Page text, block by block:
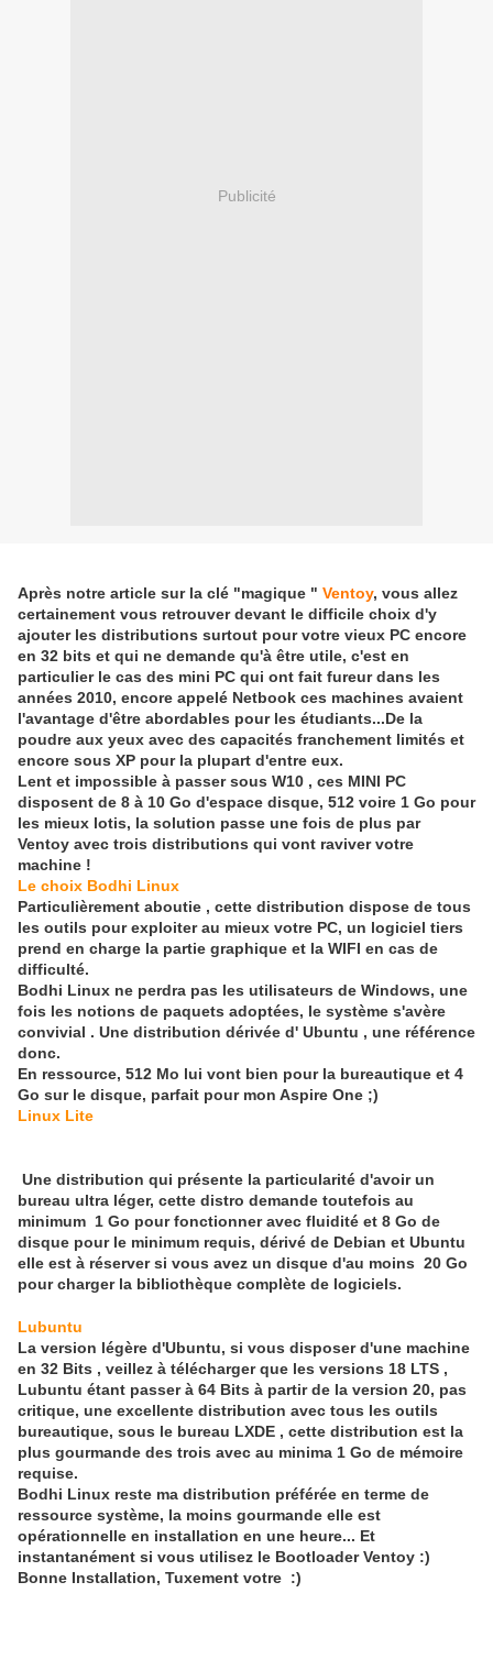
Publicité
Après notre article sur la clé "magique " Ventoy, vous allez
certainement vous retrouver devant le difficile choix d'y
ajouter les distributions surtout pour votre vieux PC encore
en 32 bits et qui ne demande qu'à être utile, c'est en
particulier le cas des mini PC qui ont fait fureur dans les
années 2010, encore appelé Netbook ces machines avaient
l'avantage d'être abordables pour les étudiants...De la
poudre aux yeux avec des capacités franchement limités et
encore sous XP pour la plupart d'entre eux.
Lent et impossible à passer sous W10 , ces MINI PC
disposent de 8 à 10 Go d'espace disque, 512 voire 1 Go pour
les mieux lotis, la solution passe une fois de plus par
Ventoy avec trois distributions qui vont raviver votre
machine !
Le choix Bodhi Linux
Particulièrement aboutie , cette distribution dispose de tous
les outils pour exploiter au mieux votre PC, un logiciel tiers
prend en charge la partie graphique et la WIFI en cas de
difficulté.
Bodhi Linux ne perdra pas les utilisateurs de Windows, une
fois les notions de paquets adoptées, le système s'avère
convivial . Une distribution dérivée d' Ubuntu , une référence
donc.
En ressource, 512 Mo lui vont bien pour la bureautique et 4
Go sur le disque, parfait pour mon Aspire One ;)
Linux Lite
Une distribution qui présente la particularité d'avoir un
bureau ultra léger, cette distro demande toutefois au
minimum 1 Go pour fonctionner avec fluidité et 8 Go de
disque pour le minimum requis, dérivé de Debian et Ubuntu
elle est à réserver si vous avez un disque d'au moins 20 Go
pour charger la bibliothèque complète de logiciels.
Lubuntu
La version légère d'Ubuntu, si vous disposer d'une machine
en 32 Bits , veillez à télécharger que les versions 18 LTS ,
Lubuntu étant passer à 64 Bits à partir de la version 20, pas
critique, une excellente distribution avec tous les outils
bureautique, sous le bureau LXDE , cette distribution est la
plus gourmande des trois avec au minima 1 Go de mémoire
requise.
Bodhi Linux reste ma distribution préférée en terme de
ressource système, la moins gourmande elle est
opérationnelle en installation en une heure... Et
instantanément si vous utilisez le Bootloader Ventoy :)
Bonne Installation, Tuxement votre :)